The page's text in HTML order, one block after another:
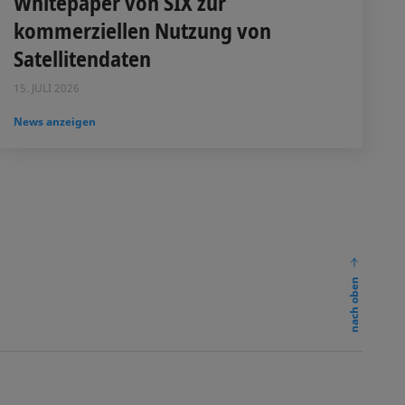
kommerziellen Nutzung von
Satellitendaten
15. JULI 2026
News anzeigen
nach oben